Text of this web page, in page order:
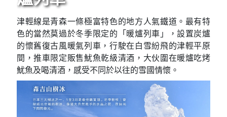
津輕線是青森一條極富特色的地方人氣鐵道。最有特
色的當然莫過於冬季限定的「暖爐列車」，設置炭爐
的懷舊復古風暖氣列車，行駛在白雪紛飛的津輕平原
間，推車限定販售魷魚乾級清酒，大伙圍在暖爐吃烤
魷魚及喝清酒，感受不同於以往的雪國情懷。